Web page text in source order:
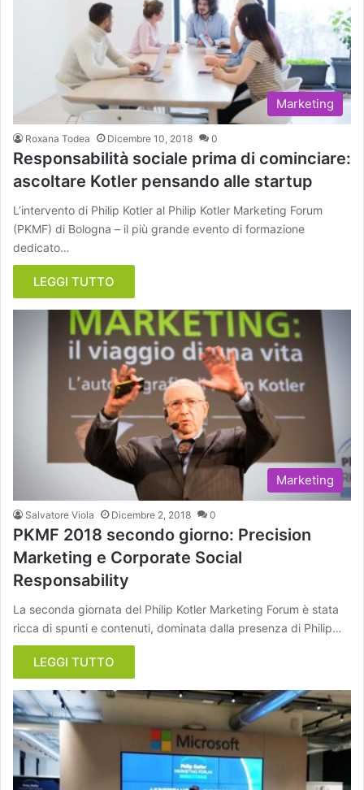
Marketing
Roxana Todea Dicembre 10, 2018 0
Responsabilità sociale prima di cominciare:
ascoltare Kotler pensando alle startup
L’intervento di Philip Kotler al Philip Kotler Marketing Forum
(PKMF) di Bologna – il più grande evento di formazione
dedicato…
LEGGI TUTTO
Marketing
Salvatore Viola Dicembre 2, 2018 0
PKMF 2018 secondo giorno: Precision
Marketing e Corporate Social
Responsability
La seconda giornata del Philip Kotler Marketing Forum è stata
ricca di spunti e contenuti, dominata dalla presenza di Philip…
LEGGI TUTTO